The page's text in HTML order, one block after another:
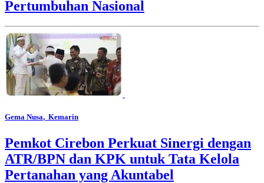
Pertumbuhan Nasional
Gema Nusa, Kemarin
Pemkot Cirebon Perkuat Sinergi dengan
ATR/BPN dan KPK untuk Tata Kelola
Pertanahan yang Akuntabel